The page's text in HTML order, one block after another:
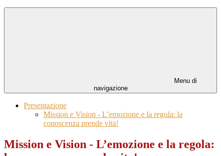
Menu di
navigazione
Presentazione
Mission e Vision - L’emozione e la regola: la
conoscenza prende vita!
Mission e Vision - L’emozione e la regola: